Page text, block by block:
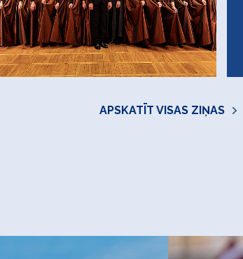
APSKATĪT VISAS ZIŅAS